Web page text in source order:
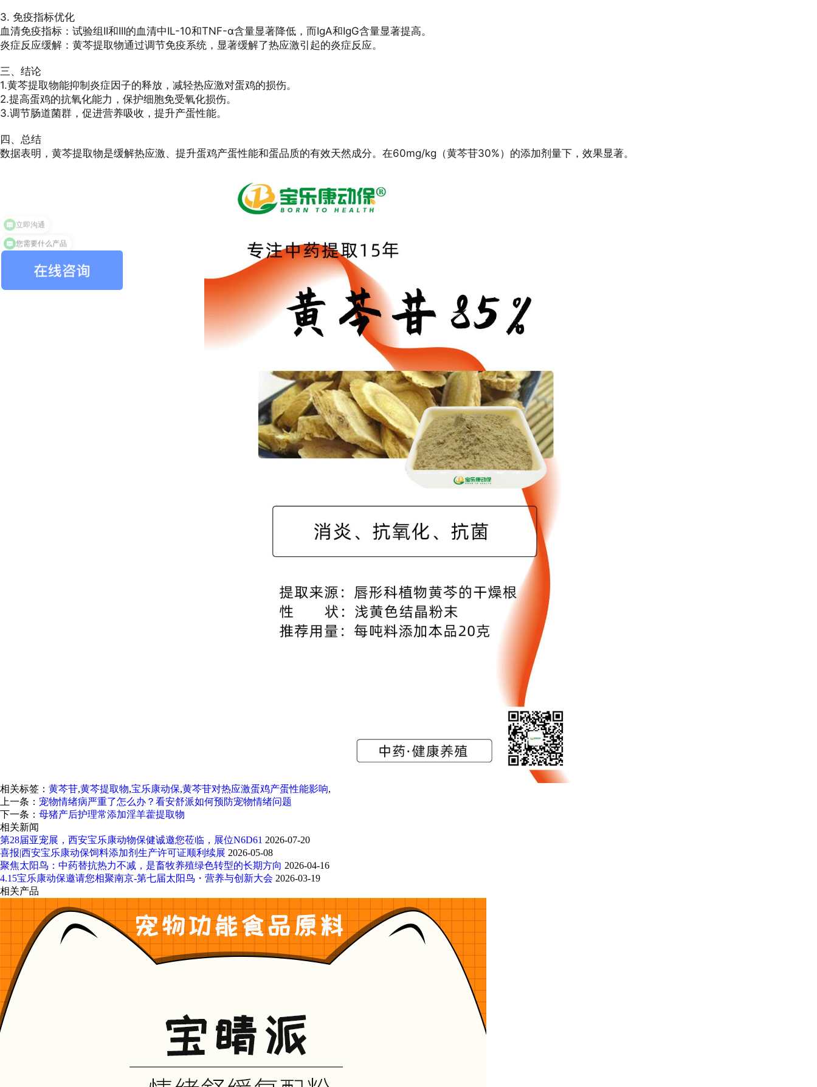
3. 免疫指标优化
血清免疫指标：试验组II和III的血清中IL-10和TNF-α含量显著降低，而IgA和IgG含量显著提高。
炎症反应缓解：黄芩提取物通过调节免疫系统，显著缓解了热应激引起的炎症反应。
三、结论
1.黄芩提取物能抑制炎症因子的释放，减轻热应激对蛋鸡的损伤。
2.提高蛋鸡的抗氧化能力，保护细胞免受氧化损伤。
3.调节肠道菌群，促进营养吸收，提升产蛋性能。
四、总结
数据表明，黄芩提取物是缓解热应激、提升蛋鸡产蛋性能和蛋品质的有效天然成分。在60mg/kg（黄芩苷30%）的添加剂量下，效果显著。
相关标签： 黄芩苷,黄芩提取物,宝乐康动保,黄芩苷对热应激蛋鸡产蛋性能影响,
上一条： 宠物情绪病严重了怎么办？看安舒派如何预防宠物情绪问题
下一条： 母猪产后护理常添加淫羊藿提取物
相关新闻
第28届亚宠展，西安宝乐康动物保健诚邀您莅临，展位N6D61 2026-07-20
喜报|西安宝乐康动保饲料添加剂生产许可证顺利续展 2026-05-08
聚焦太阳鸟：中药替抗热力不减，是畜牧养殖绿色转型的长期方向 2026-04-16
4.15宝乐康动保邀请您相聚南京-第七届太阳鸟・营养与创新大会 2026-03-19
相关产品
您需要什么产品